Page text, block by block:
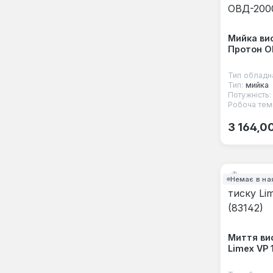
Мийка
Протон
Тип
Тип: мийка
Потужність:
Робоча
3
Немає в
Миття
Limex VP